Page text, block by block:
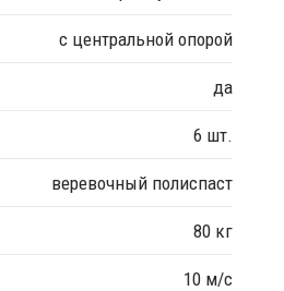
с центральной опорой
да
6 шт.
веревочный полиспаст
80 кг
10 м/с